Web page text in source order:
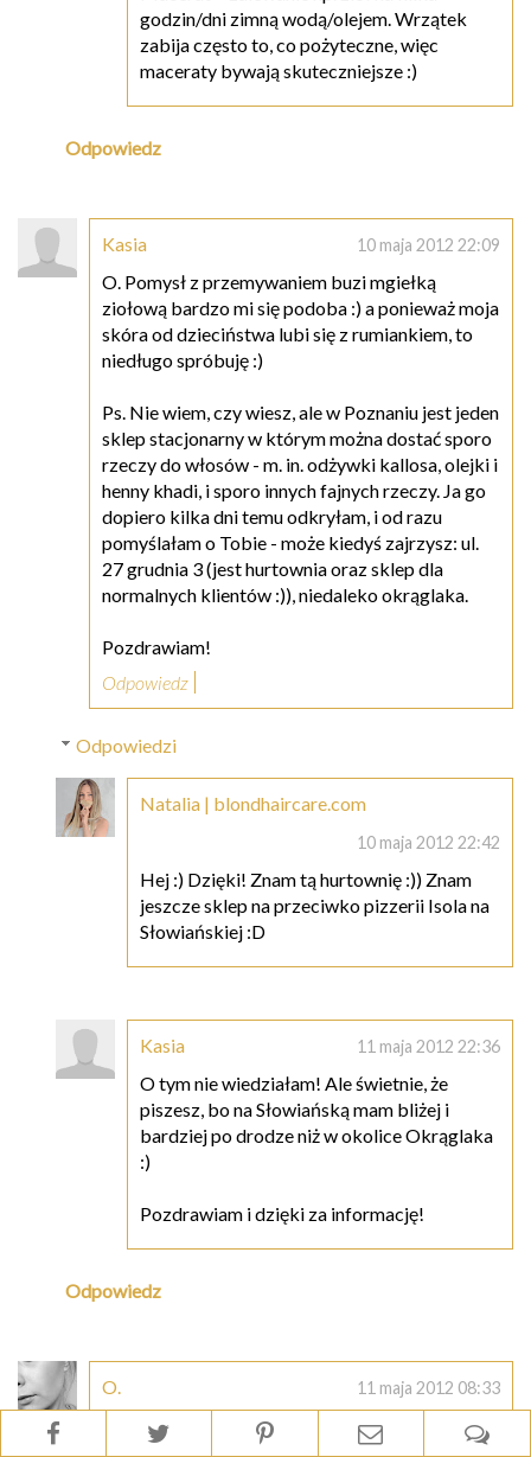
godzin/dni zimną wodą/olejem. Wrzątek
zabija często to, co pożyteczne, więc
maceraty bywają skuteczniejsze :)
Odpowiedz
Kasia 10 maja 2012 22:09
O. Pomysł z przemywaniem buzi mgiełką
ziołową bardzo mi się podoba :) a ponieważ moja
skóra od dzieciństwa lubi się z rumiankiem, to
niedługo spróbuję :)
Ps. Nie wiem, czy wiesz, ale w Poznaniu jest jeden
sklep stacjonarny w którym można dostać sporo
rzeczy do włosów - m. in. odżywki kallosa, olejki i
henny khadi, i sporo innych fajnych rzeczy. Ja go
dopiero kilka dni temu odkryłam, i od razu
pomyślałam o Tobie - może kiedyś zajrzysz: ul.
27 grudnia 3 (jest hurtownia oraz sklep dla
normalnych klientów :)), niedaleko okrąglaka.
Pozdrawiam!
Odpowiedz
Odpowiedzi
Natalia | blondhaircare.com
10 maja 2012 22:42
Hej :) Dzięki! Znam tą hurtownię :)) Znam
jeszcze sklep na przeciwko pizzerii Isola na
Słowiańskiej :D
Kasia 11 maja 2012 22:36
O tym nie wiedziałam! Ale świetnie, że
piszesz, bo na Słowiańską mam bliżej i
bardziej po drodze niż w okolice Okrąglaka
:)
Pozdrawiam i dzięki za informację!
Odpowiedz
O. 11 maja 2012 08:33
jak widzę wszyscy korzystają z biodermy. Chyba
kiedyś sama muszę się w nią zaopatrzyć;) szkoda